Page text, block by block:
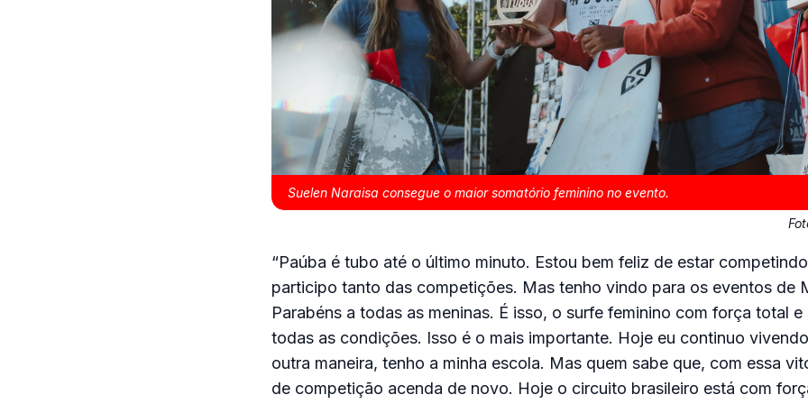
Suelen Naraisa consegue o maior somatório feminino no evento.
“Paúba é tubo até o último minuto. Estou bem feliz de estar
participo tanto das competições. Mas tenho vindo para os eventos de
Parabéns a todas as meninas. É isso, o surfe feminino com força total
todas as condições. Isso é o mais importante. Hoje eu continuo
outra maneira, tenho a minha escola. Mas quem sabe que, com essa
de competição acenda de novo. Hoje o circuito brasileiro está com